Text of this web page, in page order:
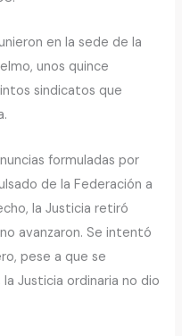
en la sede de la
unos quince
sindicatos que
formuladas por
de la Federación a
la Justicia retiró
avanzaron. Se intentó
pese a que se
Justicia ordinaria no dio